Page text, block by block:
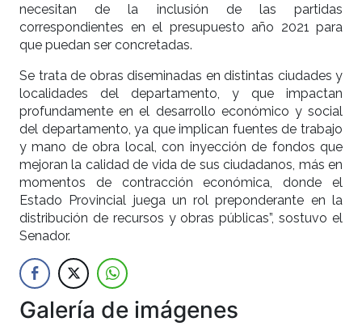
necesitan de la inclusión de las partidas
correspondientes en el presupuesto año 2021 para
que puedan ser concretadas.
Se trata de obras diseminadas en distintas ciudades y
localidades del departamento, y que impactan
profundamente en el desarrollo económico y social
del departamento, ya que implican fuentes de trabajo
y mano de obra local, con inyección de fondos que
mejoran la calidad de vida de sus ciudadanos, más en
momentos de contracción económica, donde el
Estado Provincial juega un rol preponderante en la
distribución de recursos y obras públicas”, sostuvo el
Senador.
Galería de imágenes